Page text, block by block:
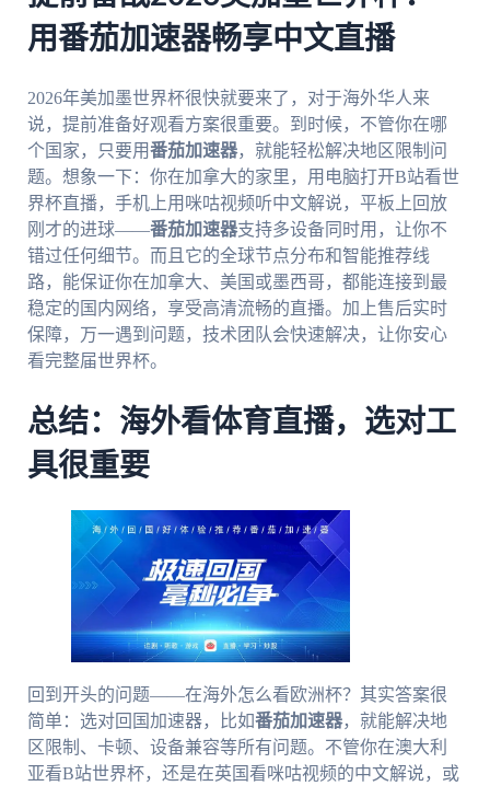
用番茄加速器畅享中文直播
2026年美加墨世界杯很快就要来了，对于海外华人来
说，提前准备好观看方案很重要。到时候，不管你在哪
个国家，只要用番茄加速器，就能轻松解决地区限制问
题。想象一下：你在加拿大的家里，用电脑打开B站看世
界杯直播，手机上用咪咕视频听中文解说，平板上回放
刚才的进球——番茄加速器支持多设备同时用，让你不
错过任何细节。而且它的全球节点分布和智能推荐线
路，能保证你在加拿大、美国或墨西哥，都能连接到最
稳定的国内网络，享受高清流畅的直播。加上售后实时
保障，万一遇到问题，技术团队会快速解决，让你安心
看完整届世界杯。
总结：海外看体育直播，选对工
具很重要
回到开头的问题——在海外怎么看欧洲杯？其实答案很
简单：选对回国加速器，比如番茄加速器，就能解决地
区限制、卡顿、设备兼容等所有问题。不管你在澳大利
亚看B站世界杯，还是在英国看咪咕视频的中文解说，或